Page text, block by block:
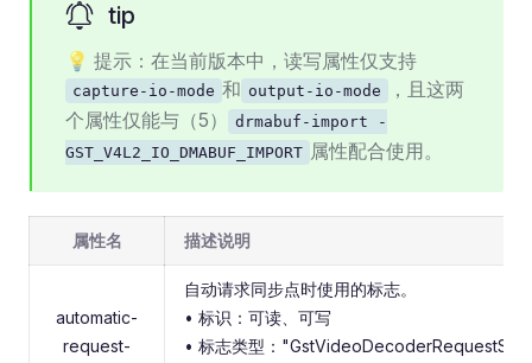
tip
💡 提示：在当前版本中，读写属性仅支持
capture-io-mode 和 output-io-mode
，且这两
个属性仅能与（5）
drmabuf-import -
GST_V4L2_IO_DMABUF_IMPORT 属性配合使用。
属性名 描述说明
automatic-
request-
自动请求同步点时使用的标志。
• 标识：可读、可写
• 标志类型：